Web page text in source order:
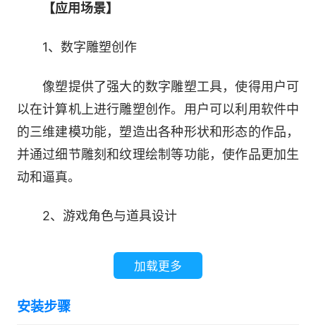
【应用场景】
1、数字雕塑创作
像塑提供了强大的数字雕塑工具，使得用户可
以在计算机上进行雕塑创作。用户可以利用软件中
的三维建模功能，塑造出各种形状和形态的作品，
并通过细节雕刻和纹理绘制等功能，使作品更加生
动和逼真。
2、游戏角色与道具设计
在游戏开发领域，像塑可以用于设计游戏角
色、道具等三维模型。通过软件中的建模和纹理绘
制功能，设计师可以创建出符合游戏风格的角色和
加载更多
安装步骤